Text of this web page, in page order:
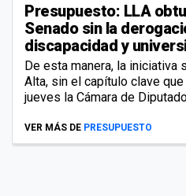
Presupuesto: LLA
Senado sin la
discapacidad y
De esta manera, la iniciativa
Alta, sin el capítulo clave
jueves la Cámara de
VER MÁS DE PRESUPUESTO